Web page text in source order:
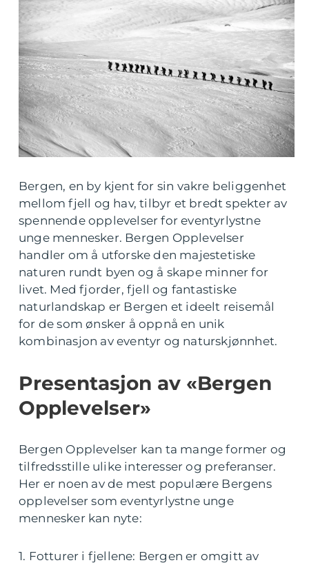
Bergen, en by kjent for sin vakre beliggenhet
mellom fjell og hav, tilbyr et bredt spekter av
spennende opplevelser for eventyrlystne
unge mennesker. Bergen Opplevelser
handler om å utforske den majestetiske
naturen rundt byen og å skape minner for
livet. Med fjorder, fjell og fantastiske
naturlandskap er Bergen et ideelt reisemål
for de som ønsker å oppnå en unik
kombinasjon av eventyr og naturskjønnhet.
Presentasjon av «Bergen
Opplevelser»
Bergen Opplevelser kan ta mange former og
tilfredsstille ulike interesser og preferanser.
Her er noen av de mest populære Bergens
opplevelser som eventyrlystne unge
mennesker kan nyte:
1. Fotturer i fjellene: Bergen er omgitt av